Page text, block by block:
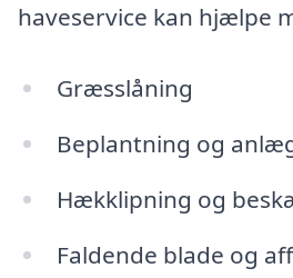
haveservice kan hjælpe
Græsslåning
Beplantning og
Hækklipning og
Faldende blade og